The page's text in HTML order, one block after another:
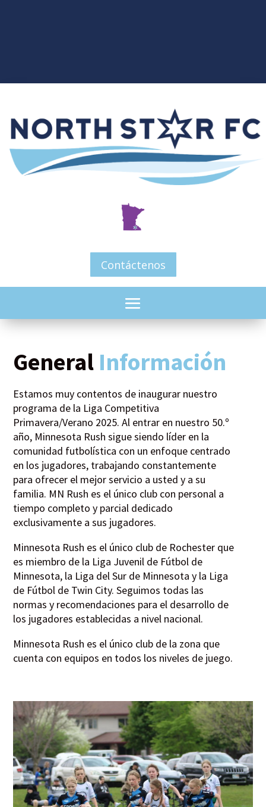
Contáctenos
General Información
Estamos muy contentos de inaugurar nuestro
programa de la Liga Competitiva
Primavera/Verano 2025. Al entrar en nuestro 50.º
año, Minnesota Rush sigue siendo líder en la
comunidad futbolística con un enfoque centrado
en los jugadores, trabajando constantemente
para ofrecer el mejor servicio a usted y a su
familia. MN Rush es el único club con personal a
tiempo completo y parcial dedicado
exclusivamente a sus jugadores.
Minnesota Rush es el único club de Rochester que
es miembro de la Liga Juvenil de Fútbol de
Minnesota, la Liga del Sur de Minnesota y la Liga
de Fútbol de Twin City. Seguimos todas las
normas y recomendaciones para el desarrollo de
los jugadores establecidas a nivel nacional.
Minnesota Rush es el único club de la zona que
cuenta con equipos en todos los niveles de juego.